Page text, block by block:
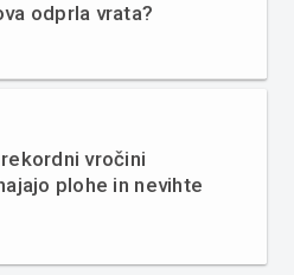
odprla vrata?
vročini
plohe in nevihte